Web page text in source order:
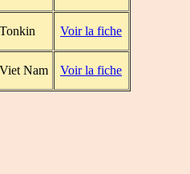
Tonkin Voir la fiche
Viet Nam Voir la fiche